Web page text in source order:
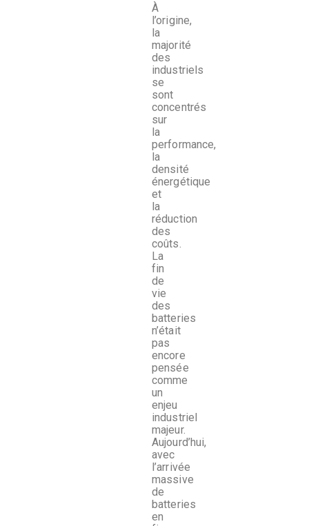
À
l’origine,
la
majorité
des
industriels
se
sont
concentrés
sur
la
performance,
la
densité
énergétique
et
la
réduction
des
coûts.
La
fin
de
vie
des
batteries
n’était
pas
encore
pensée
comme
un
enjeu
industriel
majeur.
Aujourd’hui,
avec
l’arrivée
massive
de
batteries
en